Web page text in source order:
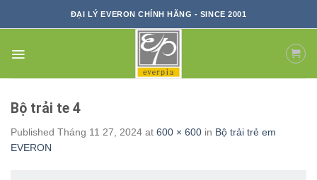
ĐẠI LÝ EVERON CHÍNH HÃNG - SINCE 2001
Bộ trải te 4
Published Tháng 11 27, 2024 at 600 × 600 in Bộ trải trẻ em
EVERON